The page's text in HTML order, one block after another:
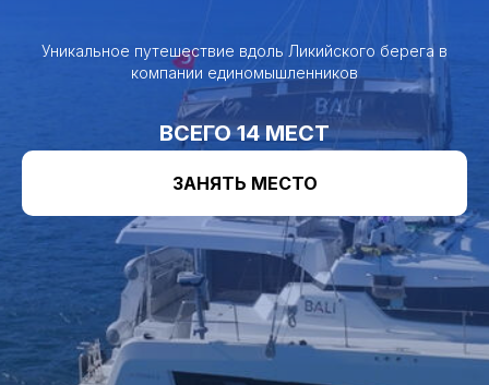
Уникальное путешествие вдоль Ликийского берега в
компании единомышленников
ВСЕГО 14 МЕСТ
ЗАНЯТЬ МЕСТО